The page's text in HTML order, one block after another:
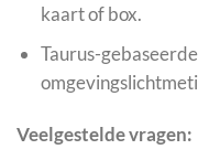
kaart of box.
Taurus-
Veelgestelde vragen: